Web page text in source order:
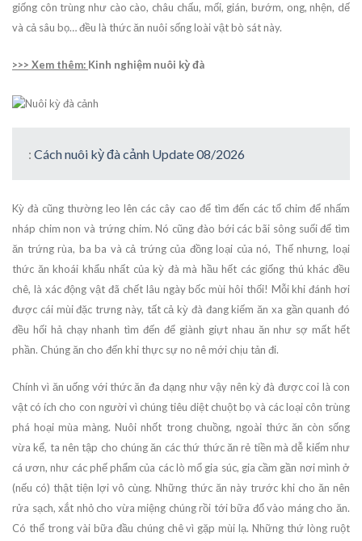
giống côn trùng như cào cào, châu chấu, mối, gián, bướm, ong, nhện, dế
và cả sâu bọ… đều là thức ăn nuôi sống loài vật bò sát này.
>>> Xem thêm: Kinh nghiệm nuôi kỳ đà
: Cách nuôi kỳ đà cảnh Update 08/2026
Kỳ đà cũng thường leo lên các cây cao để tìm đến các tổ chim để nhấm
nháp chim non và trứng chim. Nó cũng đào bới các bãi sông suối để tìm
ăn trứng rùa, ba ba và cả trứng của đồng loại của nó, Thế nhưng, loại
thức ăn khoái khẩu nhất của kỳ đà mà hầu hết các giống thú khác đều
chê, là xác động vật đã chết lâu ngày bốc mùi hôi thối! Mỗi khi đánh hơi
được cái mùi đặc trưng này, tất cả kỳ đà đang kiếm ăn xa gần quanh đó
đều hối hả chạy nhanh tìm đến để giành giựt nhau ăn như sợ mất hết
phần. Chúng ăn cho đến khi thực sự no nê mới chịu tản đi.
Chính vì ăn uống với thức ăn đa dạng như vậy nên kỳ đà được coi là con
vật có ích cho con người vì chúng tiêu diệt chuột bọ và các loại côn trùng
phá hoại mùa màng. Nuôi nhốt trong chuồng, ngoài thức ăn còn sống
vừa kể, ta nên tập cho chúng ăn các thứ thức ăn rẻ tiền mà dễ kiếm như
cá ươn, như các phế phẩm của các lò mổ gia súc, gia cầm gần nơi mình ở
(nếu có) thật tiện lợi vô cùng. Những thức ăn này trước khi cho ăn nên
rửa sạch, xắt nhỏ cho vừa miệng chúng rồi tới bữa đổ vào máng cho ăn.
Có thể trong vài bữa đầu chúng chê vì gặp mùi lạ. Những thứ lòng ruột